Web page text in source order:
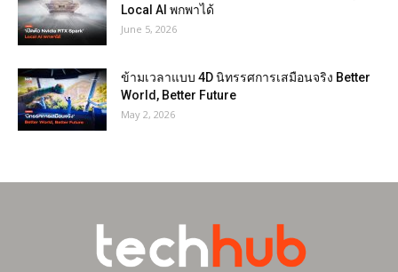
Local AI พกพาได้
June 5, 2026
ข้ามเวลาแบบ 4D นิทรรศการเสมือนจริง Better
World, Better Future
May 2, 2026